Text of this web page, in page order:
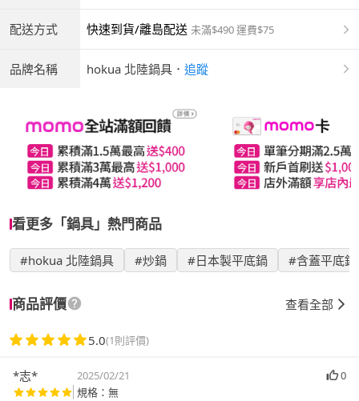
配送方式 快速到貨/離島配送 未滿$490 運費$75
品牌名稱 hokua 北陸鍋具 ． 追蹤
看更多「鍋具」熱門商品
#hokua 北陸鍋具 #炒鍋 #日本製平底鍋 #含蓋平底鍋
商品評價 查看全部
5.0(1則評價)
*志* 2025/02/21
0
規格：無